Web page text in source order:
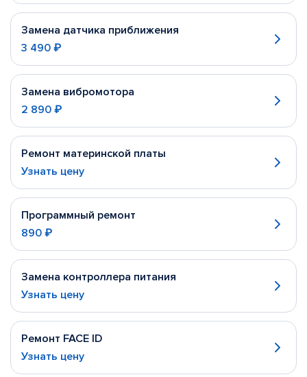
Замена датчика приближения
3 490 ₽
Замена вибромотора
2 890 ₽
Ремонт материнской платы
Узнать цену
Программный ремонт
890 ₽
Замена контроллера питания
Узнать цену
Ремонт FACE ID
Узнать цену